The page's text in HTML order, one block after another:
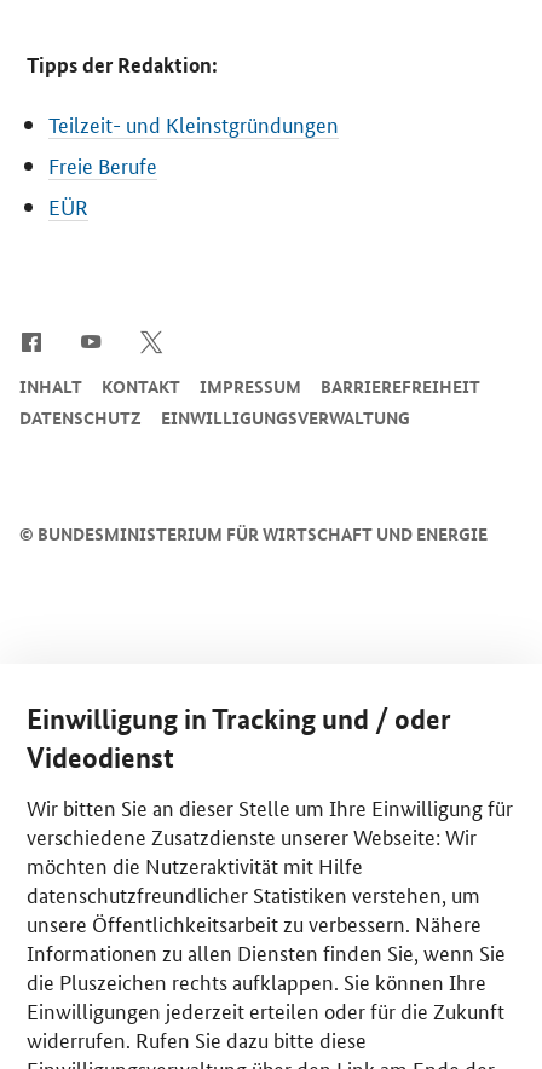
Tipps der Redaktion:
Teilzeit- und Kleinstgründungen
Freie Berufe
EÜR
© BUNDESMINISTERIUM FÜR WIRTSCHAFT UND ENERGIE
INHALT KONTAKT IMPRESSUM
BARRIEREFREIHEIT
DATENSCHUTZ
EINWILLIGUNGSVERWALTUNG
Einwilligung in Tracking und / oder
Videodienst
Wir bitten Sie an dieser Stelle um Ihre Einwilligung für
verschiedene Zusatzdienste unserer Webseite: Wir
möchten die Nutzeraktivität mit Hilfe
datenschutzfreundlicher Statistiken verstehen, um
unsere Öffentlichkeitsarbeit zu verbessern. Nähere
Informationen zu allen Diensten finden Sie, wenn Sie
die Pluszeichen rechts aufklappen. Sie können Ihre
Einwilligungen jederzeit erteilen oder für die Zukunft
widerrufen. Rufen Sie dazu bitte diese